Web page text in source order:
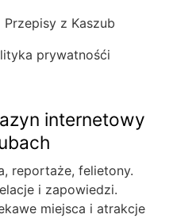
Przepisy z Kaszub
prywatnośći
internetowy
reportaże, felietony.
i zapowiedzi.
miejsca i atrakcje